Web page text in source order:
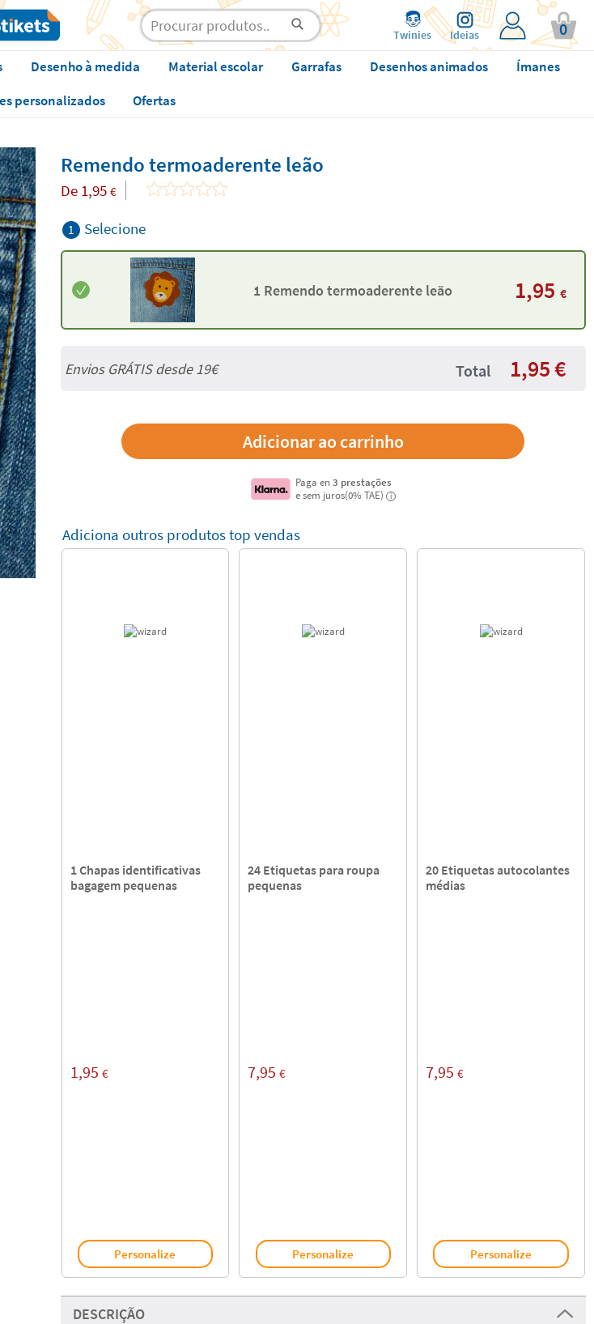
Twinies Ideias 0
Desenho à medida Material escolar Garrafas Desenhos animados
Ímanes
personalizados
Ofertas
Remendo termoaderente leão
De 1,95 €
1 Selecione
1 Remendo termoaderente leão 1,95 €
Envios GRÁTIS desde 19€ Total 1,95€
Paga en3 prestações
e sem juros(0% TAE)
i
Adiciona outros produtos top vendas
1 Chapas identificativas
bagagem pequenas
1,95 €
Personalize
24 Etiquetas para roupa
pequenas
7,95 €
Personalize
20 Etiquetas autocolantes
médias
7,95 €
Personalize
DESCRIÇÃO